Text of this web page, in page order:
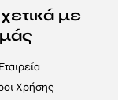
με
Χρήσης